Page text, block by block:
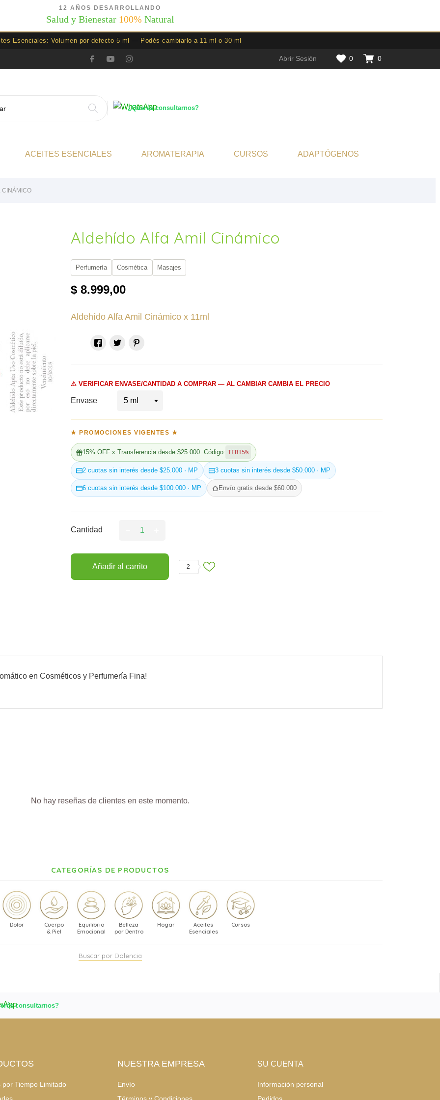
12 AÑOS DESARROLLANDO
Salud y Bienestar 100% Natural
Esenciales: Volumen por defecto 5 ml — Podés cambiarlo a 11 ml o 30 ml
Abrir Sesión 0 0
¿Querés consultarnos?
ACEITES ESENCIALES AROMATERAPIA CURSOS ADAPTÓGENOS
CINÁMICO
Aldehído Alfa Amil Cinámico
Perfumería Cosmética Masajes
$ 8.999,00
Aldehído Alfa Amil Cinámico x 11ml
⚠ VERIFICAR ENVASE/CANTIDAD A COMPRAR — AL CAMBIAR CAMBIA EL PRECIO
Envase
★ PROMOCIONES VIGENTES ★
15% OFF x Transferencia desde $25.000. Código: TFB15%
2 cuotas sin interés desde $25.000 · MP 3 cuotas sin interés desde $50.000 · MP
6 cuotas sin interés desde $100.000 · MP Envío gratis desde $60.000
Cantidad
Añadir al carrito 2
en Cosméticos y Perfumería Fina!
No hay reseñas de clientes en este momento.
CATEGORÍAS DE PRODUCTOS
Dolor
Cuerpo
& Piel
Equilibrio
Emocional
Belleza
por Dentro
Hogar
Aceites
Esenciales
Cursos
Buscar por Dolencia
consultarnos?
por Tiempo Limitado
NUESTRA EMPRESA
Envío
SU CUENTA
Información personal